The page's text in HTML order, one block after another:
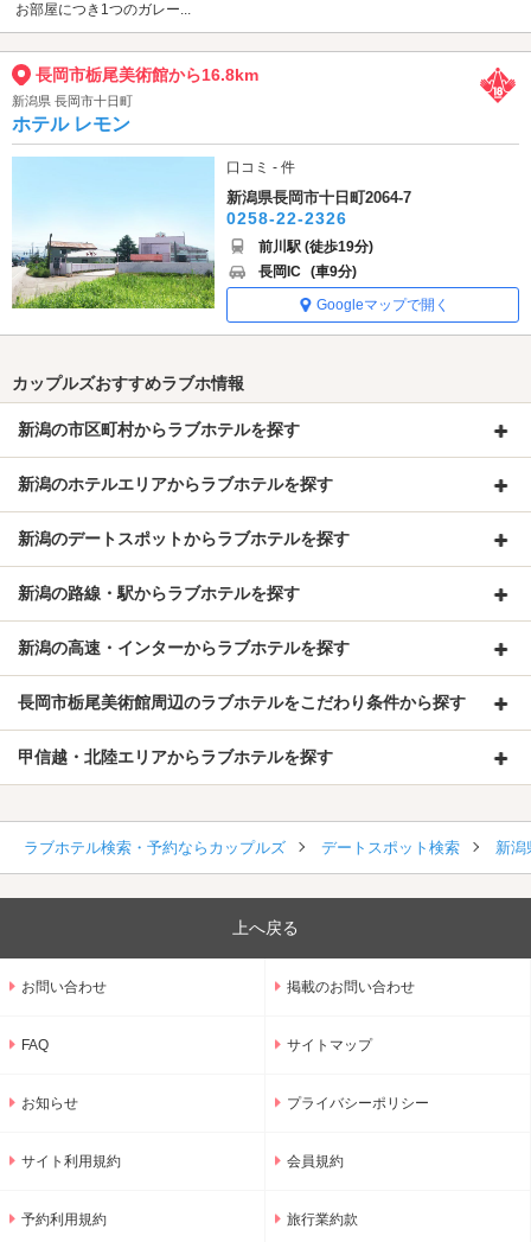
お部屋につき1つのガレー...
長岡市栃尾美術館から16.8km
新潟県 長岡市十日町
ホテル レモン
口コミ - 件
新潟県長岡市十日町2064-7
0258-22-2326
前川駅 (徒歩19分)
長岡IC (車9分)
Googleマップで開く
カップルズおすすめラブホ情報
新潟の市区町村からラブホテルを探す
新潟のホテルエリアからラブホテルを探す
新潟のデートスポットからラブホテルを探す
新潟の路線・駅からラブホテルを探す
新潟の高速・インターからラブホテルを探す
長岡市栃尾美術館周辺のラブホテルをこだわり条件から探す
甲信越・北陸エリアからラブホテルを探す
ラブホテル検索・予約ならカップルズ デートスポット検索 新潟
上へ戻る
お問い合わせ 掲載のお問い合わせ
FAQ サイトマップ
お知らせ プライバシーポリシー
サイト利用規約 会員規約
予約利用規約 旅行業約款